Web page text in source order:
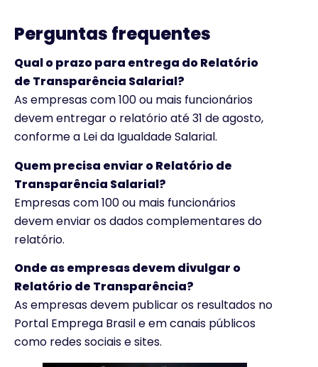
Perguntas frequentes
Qual o prazo para entrega do Relatório
de Transparência Salarial?
As empresas com 100 ou mais funcionários
devem entregar o relatório até 31 de agosto,
conforme a Lei da Igualdade Salarial.
Quem precisa enviar o Relatório de
Transparência Salarial?
Empresas com 100 ou mais funcionários
devem enviar os dados complementares do
relatório.
Onde as empresas devem divulgar o
Relatório de Transparência?
As empresas devem publicar os resultados no
Portal Emprega Brasil e em canais públicos
como redes sociais e sites.